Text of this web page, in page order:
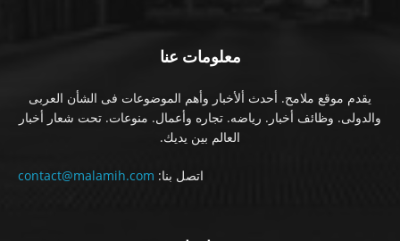
معلومات عنا
يقدم موقع ملامح. أحدث ألأخبار وأهم الموضوعات فى الشأن العربى
والدولى. وظائف أخبار. رياضه. تجاره وأعمال. منوعات. تحت شعار أخبار
العالم بين يديك.
اتصل بنا: contact@malamih.com